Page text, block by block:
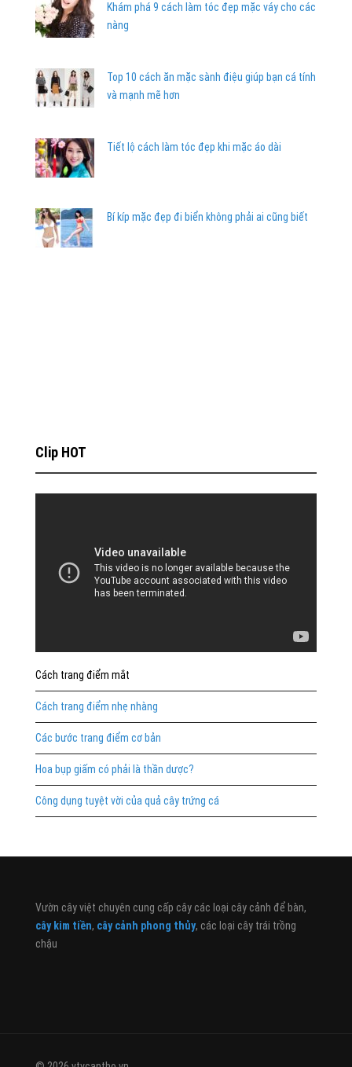
Khám phá 9 cách làm tóc đẹp mặc váy cho các
nàng
Top 10 cách ăn mặc sành điệu giúp bạn cá tính
và mạnh mẽ hơn
Tiết lộ cách làm tóc đẹp khi mặc áo dài
Bí kíp mặc đẹp đi biển không phải ai cũng biết
Clip HOT
Cách trang điểm mắt
Cách trang điểm nhẹ nhàng
Các bước trang điểm cơ bản
Hoa bụp giấm có phải là thần dược?
Công dụng tuyệt vời của quả cây trứng cá
Vườn cây việt chuyên cung cấp cây các loại cây cảnh để bàn,
cây kim tiền, cây cảnh phong thủy, các loại cây trái trồng
chậu